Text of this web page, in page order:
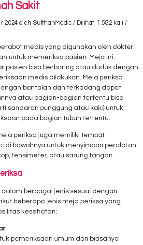
Sakit
2024 oleh SulthanMedic / Dilihat: 1.582 kali /
medis yang digunakan oleh dokter
untuk memeriksa pasien. Meja ini
pasien bisa berbaring atau duduk dengan
medis dilakukan. Meja periksa
bantalan dan terkadang dapat
atau bagian-bagian tertentu bisa
sandaran punggung atau kaki) untuk
pada bagian tubuh tertentu.
periksa juga memiliki tempat
di bawahnya untuk menyimpan peralatan
tensimeter, atau sarung tangan.
berbagai jenis sesuai dengan
beberapa jenis meja periksa yang
kesehatan:
pemeriksaan umum dan biasanya